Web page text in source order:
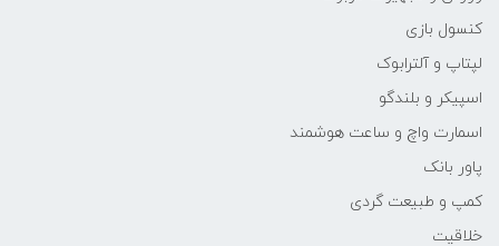
کنسول بازی
لپتاپ و آلترابوک
اسپیکر و بلندگو
اسمارت واچ و ساعت هوشمند
پاور بانک
کمپ و طبیعت گردی
خلاقیت